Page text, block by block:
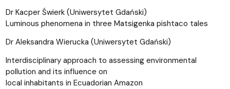
Dr Kacper Świerk (Uniwersytet Gdański)
Luminous phenomena in three Matsigenka pishtaco tales
Dr Aleksandra Wierucka (Uniwersytet Gdański)
Interdisciplinary approach to assessing environmental
pollution and its influence on
local inhabitants in Ecuadorian Amazon